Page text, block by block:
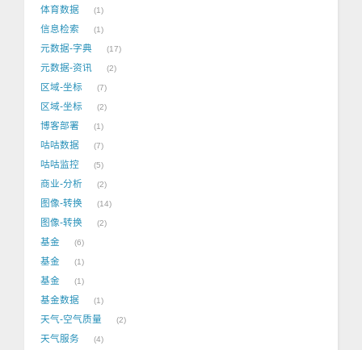
体育数据 1
信息检索 1
元数据-字典 17
元数据-资讯 2
区域-坐标 7
区域-坐标 2
博客部署 1
咕咕数据 7
咕咕监控 5
商业-分析 2
图像-转换 14
图像-转换 2
基金 6
基金 1
基金 1
基金数据 1
天气-空气质量 2
天气服务 4